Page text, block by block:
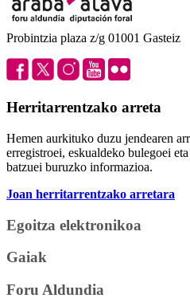
Probintzia plaza z/g 01001 Gasteiz
Herritarrentzako arreta
Hemen aurkituko duzu jendearen
erregistroei, eskualdeko bulegoei
batzuei buruzko informazioa.
Joan herritarrentzako arretara
Egoitza elektronikoa
Gaiak
Foru Aldundia